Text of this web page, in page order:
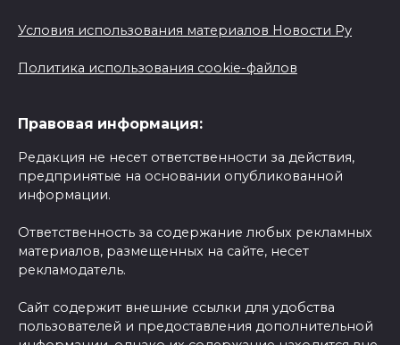
Условия использования материалов Новости Ру
Политика использования cookie-файлов
Правовая информация:
Редакция не несет ответственности за действия,
предпринятые на основании опубликованной
информации.
Ответственность за содержание любых рекламных
материалов, размещенных на сайте, несет
рекламодатель.
Сайт содержит внешние ссылки для удобства
пользователей и предоставления дополнительной